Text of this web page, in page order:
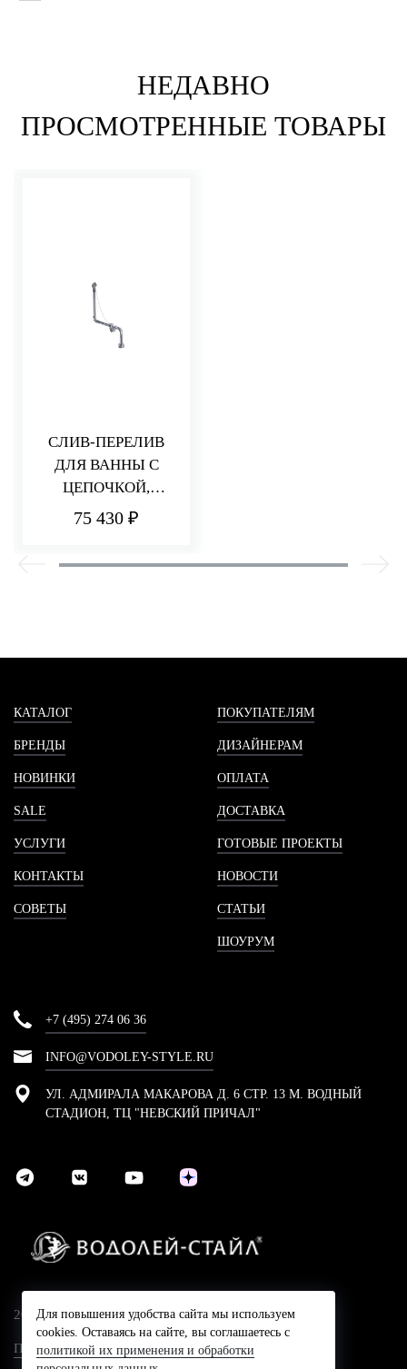
НЕДАВНО
ПРОСМОТРЕННЫЕ ТОВАРЫ
СЛИВ-ПЕРЕЛИВ
ДЛЯ ВАННЫ С
ЦЕПОЧКОЙ,
СОСТАРЕННЫЙ
75 430 ₽
КАТАЛОГ
БРЕНДЫ
НОВИНКИ
SALE
УСЛУГИ
КОНТАКТЫ
СОВЕТЫ
ПОКУПАТЕЛЯМ
ДИЗАЙНЕРАМ
ОПЛАТА
ДОСТАВКА
ГОТОВЫЕ ПРОЕКТЫ
НОВОСТИ
СТАТЬИ
ШОУРУМ
+7 (495) 274 06 36
INFO@VODOLEY-STYLE.RU
УЛ. АДМИРАЛА МАКАРОВА Д. 6 СТР. 13 М. ВОДНЫЙ
СТАДИОН, ТЦ "НЕВСКИЙ ПРИЧАЛ"
2024 © Компания Водолей-Cтайл
Политика конфидециальности
Для повышения удобства сайта мы используем
cookies. Оставаясь на сайте, вы соглашаетесь с
политикой их применения и обработки